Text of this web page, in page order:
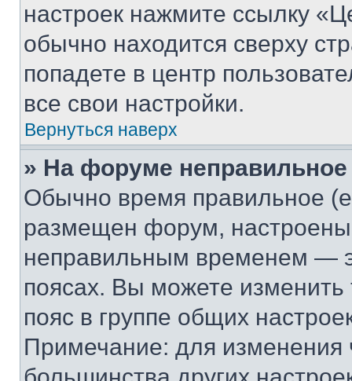
настроек нажмите ссылку
обычно находится сверху
попадете в центр
все свои настройки.
Вернуться наверх
» На форуме
Обычно время правильное
размещен форум, настроены
неправильным временем —
поясах. Вы можете изменить
пояс в группе общих
Примечание: для изменения